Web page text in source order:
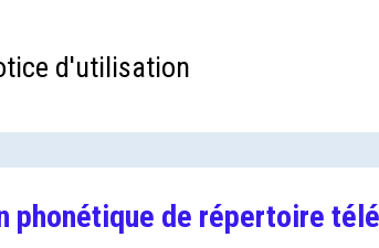
d'utilisation
phonétique de répertoire